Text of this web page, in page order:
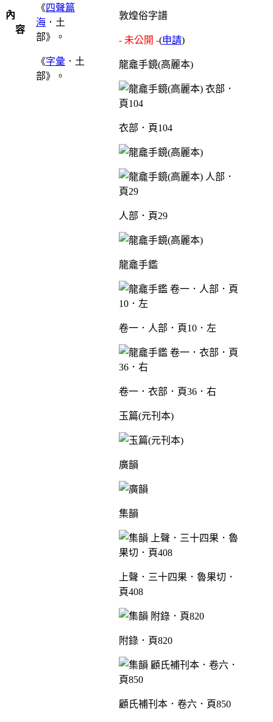
內
容
《四聲篇
海 ．土
部》。
《字彙 ．土
部》。
敦煌俗字譜
- 未公開 -(申請)
龍龕手鏡(高麗本)
衣部．頁104
人部．頁29
龍龕手鑑
卷一．人部．頁10．左
卷一．衣部．頁36．右
玉篇(元刊本)
廣韻
集韻
上聲．三十四果．魯果切．
頁408
附錄．頁820
顧氏補刊本．卷六．頁850